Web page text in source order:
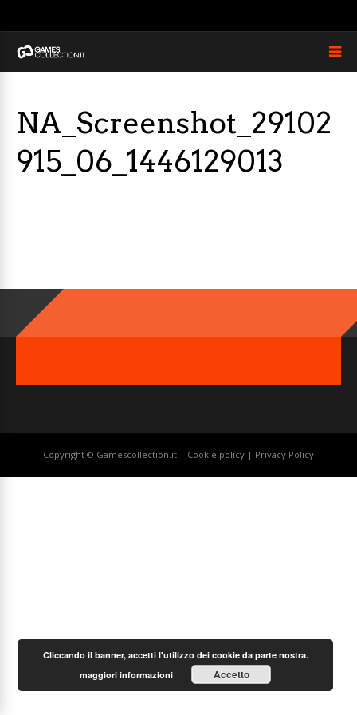
NA_Screenshot_29102
915_06_1446129013
Copyright © Gamescollection.it | Cookie policy | Privacy Policy
Cliccando il banner, accetti l'utilizzo dei cookie da parte nostra.
maggiori informazioni
Accetto